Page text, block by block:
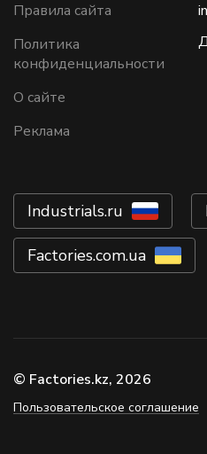
Правила сайта
Политика
конфиденциальности
О сайте
Реклама
Industrials.ru
Factories.com.ua
© Factories.kz, 2026
Пользовательское соглашение